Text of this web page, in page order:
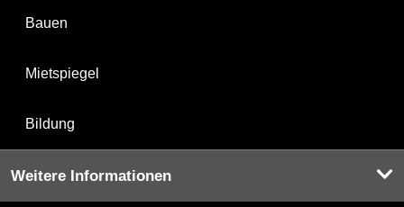
Bauen
Mietspiegel
Bildung
Weitere Informationen